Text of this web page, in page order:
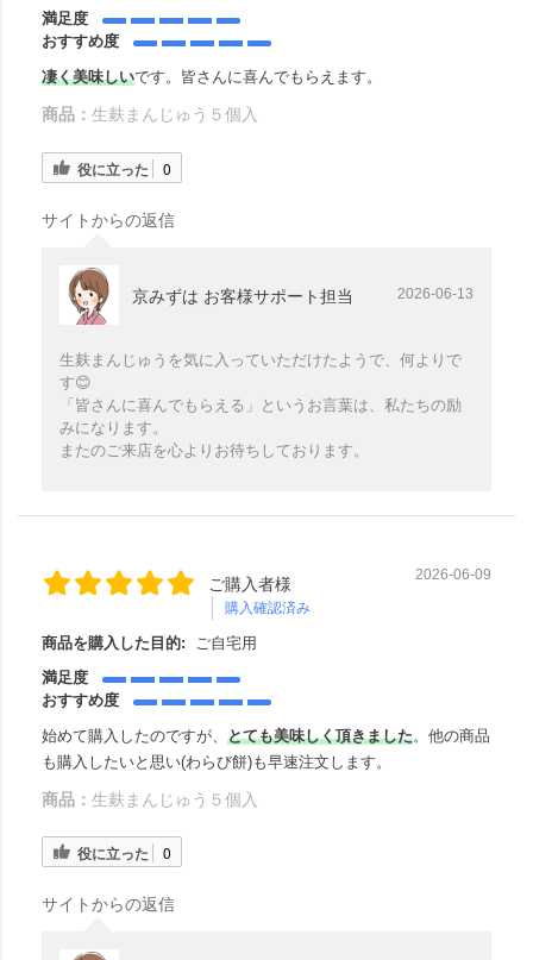
満足度
おすすめ度
凄く美味しいです。皆さんに喜んでもらえます。
商品： 生麸まんじゅう５個入
役に立った 0
サイトからの返信
京みずは お客様サポート担当 2026-06-13
生麸まんじゅうを気に入っていただけたようで、何よりで
す😊
「皆さんに喜んでもらえる」というお言葉は、私たちの励
みになります。
またのご来店を心よりお待ちしております。
ご購入者様
購入確認済み
2026-06-09
商品を購入した目的:
ご自宅用
満足度
おすすめ度
始めて購入したのですが、 とても美味しく頂きました。他の商品
も購入したいと思い(わらび餅)も早速注文します。
商品： 生麸まんじゅう５個入
役に立った 0
サイトからの返信